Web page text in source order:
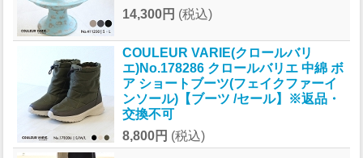
14,300円 (税込)
COULEUR VARIE(クロールバリ
エ)No.178286 クロールバリエ 中綿 ボ
ア ショートブーツ(フェイクファーイ
ンソール)【ブーツ /セール】※返品・
交換不可
8,800円 (税込)